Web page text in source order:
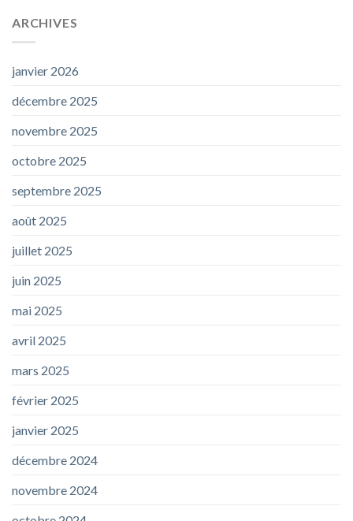
ARCHIVES
janvier 2026
décembre 2025
novembre 2025
octobre 2025
septembre 2025
août 2025
juillet 2025
juin 2025
mai 2025
avril 2025
mars 2025
février 2025
janvier 2025
décembre 2024
novembre 2024